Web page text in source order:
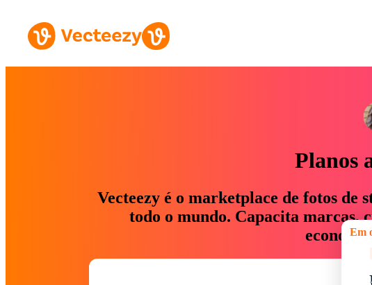
Planos
Vecteezy é o marketplace de fotos de
todo o mundo. Capacita marcas,
Em